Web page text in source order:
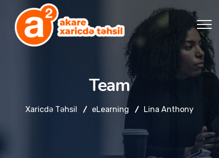
Team
Xaricdə Təhsil eLearning Lina Anthony